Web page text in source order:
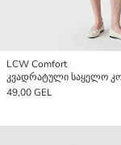
LCW Comfort
49,00 GEL